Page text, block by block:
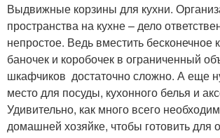
Выдвижные корзины для кухни.
пространства на кухне – дело
непростое. Ведь вместить бесконечное
баночек и коробочек в ограниченный
шкафчиков достаточно сложно. А еще
место для посуды, кухонного белья и
Удивительно, как много всего
домашней хозяйке, чтобы готовить для